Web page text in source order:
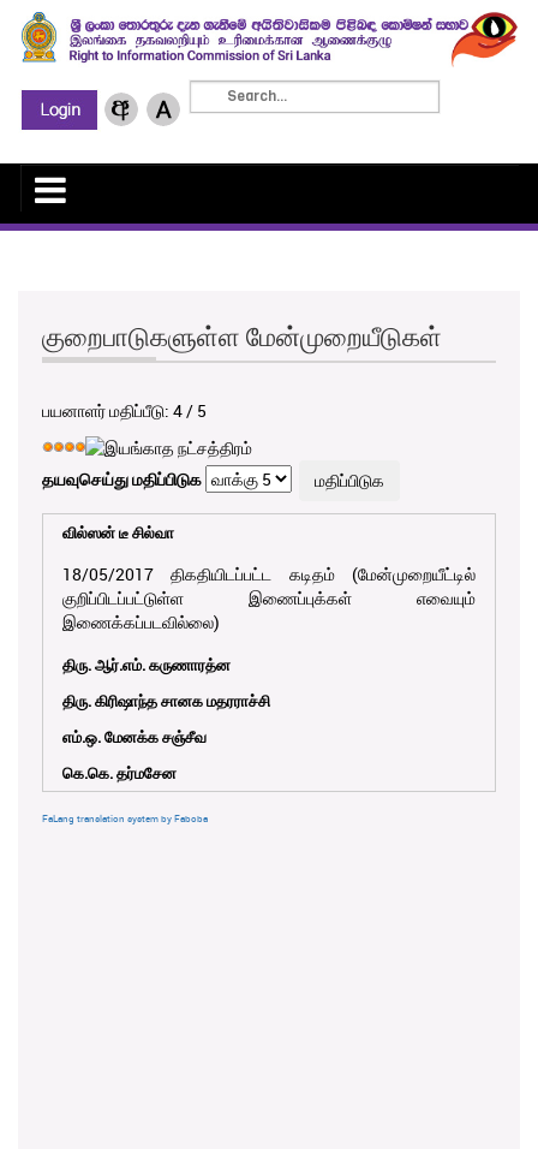
குறைபாடுகளுள்ள மேன்முறையீடுகள்
பயனாளர் மதிப்பீடு: 4 / 5
தயவுசெய்து மதிப்பிடுக
வில்ஸன் டீ சில்வா
18/05/2017 திகதியிடப்பட்ட கடிதம் (மேன்முறையீட்டில்
குறிப்பிடப்பட்டுள்ள இணைப்புக்கள் எவையும்
இணைக்கப்படவில்லை)
திரு. ஆர்.எம். கருணாரத்ன
திரு. கிரிஷாந்த சானக மதரராச்சி
எம்.ஒ. மேனக்க சஞ்சீவ
கெ.கெ. தர்மசேன
FaLang translation system by Faboba